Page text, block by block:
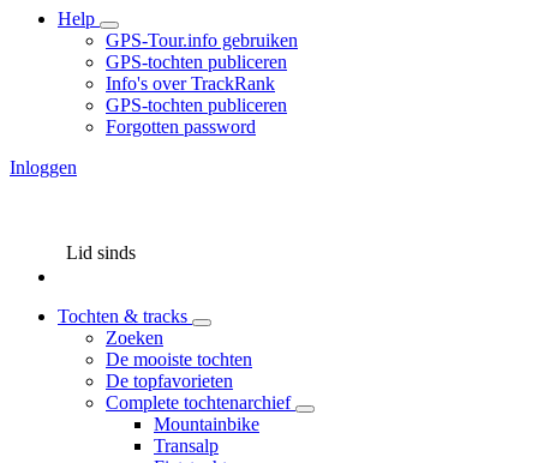
Help
GPS-Tour.info gebruiken
GPS-tochten publiceren
Info's over TrackRank
GPS-tochten publiceren
Forgotten password
Inloggen
Lid sinds
Tochten & tracks
Zoeken
De mooiste tochten
De topfavorieten
Complete tochtenarchief
Mountainbike
Transalp